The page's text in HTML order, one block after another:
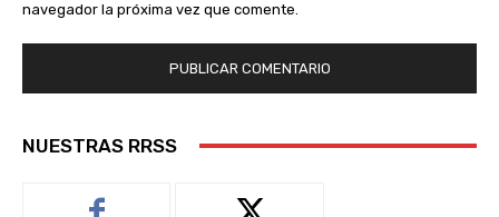
navegador la próxima vez que comente.
NUESTRAS RRSS